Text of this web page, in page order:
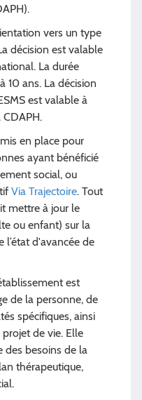
vers un type
décision est valable
La durée
10 ans. La décision
est valable à
en place pour
ayant bénéficié
social, ou
Via Trajectoire. Tout
mettre à jour le
ou enfant) sur la
d'avancée de
est
de la personne, de
spécifiques, ainsi
de vie. Elle
des besoins de la
thérapeutique,